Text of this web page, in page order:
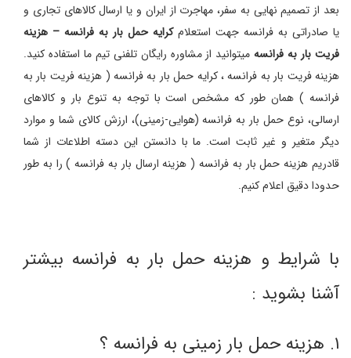
بعد از تصمیم نهایی به سفر، مهاجرت از ایران و یا ارسال کالاهای تجاری و
یا صادراتی به فرانسه جهت استعلامکرایه حمل بار به فرانسه – هزینه
فریت بار به فرانسه میتوانید از مشاوره رایگان تلفنی تیم ما استفاده کنید.
هزینه فریت بار به فرانسه ، کرایه حمل بار به فرانسه ( هزینه فریت بار به
فرانسه ) همان طور که مشخص است با توجه به تنوع بار و کالاهای
ارسالی، نوع حمل بار به فرانسه (هوایی-زمینی)، ارزش کالای شما و موارد
دیگر متغیر و غیر ثابت است. ما با دانستن این دسته اطلاعات از شما
قادریم هزینه حمل بار به فرانسه ( هزینه ارسال بار به فرانسه ) را به طور
حدودا دقیق اعلام کنیم.
با شرایط و هزینه حمل بار به فرانسه بیشتر
آشنا بشوید :
۱. هزینه حمل بار زمینی به فرانسه ؟